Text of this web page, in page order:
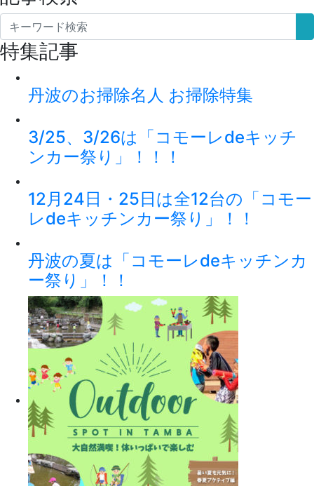
特集記事
丹波のお掃除名人 お掃除特集
3/25、3/26は「コモーレdeキッチ
ンカー祭り」！！！
12月24日・25日は全12台の「コモー
レdeキッチンカー祭り」！！
丹波の夏は「コモーレdeキッチンカ
ー祭り」！！